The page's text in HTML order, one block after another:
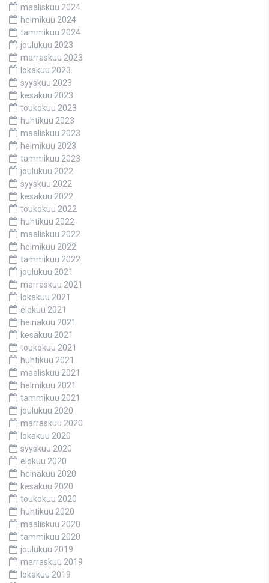
maaliskuu 2024
helmikuu 2024
tammikuu 2024
joulukuu 2023
marraskuu 2023
lokakuu 2023
syyskuu 2023
kesäkuu 2023
toukokuu 2023
huhtikuu 2023
maaliskuu 2023
helmikuu 2023
tammikuu 2023
joulukuu 2022
syyskuu 2022
kesäkuu 2022
toukokuu 2022
huhtikuu 2022
maaliskuu 2022
helmikuu 2022
tammikuu 2022
joulukuu 2021
marraskuu 2021
lokakuu 2021
elokuu 2021
heinäkuu 2021
kesäkuu 2021
toukokuu 2021
huhtikuu 2021
maaliskuu 2021
helmikuu 2021
tammikuu 2021
joulukuu 2020
marraskuu 2020
lokakuu 2020
syyskuu 2020
elokuu 2020
heinäkuu 2020
kesäkuu 2020
toukokuu 2020
huhtikuu 2020
maaliskuu 2020
tammikuu 2020
joulukuu 2019
marraskuu 2019
lokakuu 2019